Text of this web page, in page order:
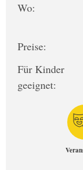
Wo:
Preise:
Für Kinder
geeignet: